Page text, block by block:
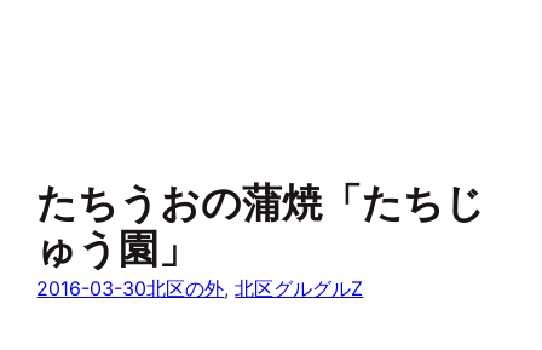
たちうおの蒲焼「たちじ
ゅう園」
2016-03-30北区の外, 北区グルグルZ